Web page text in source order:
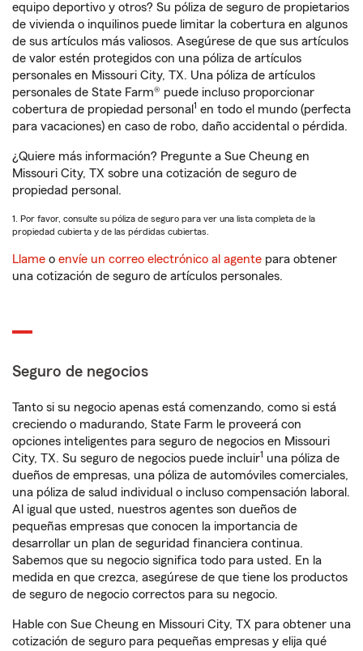
equipo deportivo y otros? Su póliza de seguro de propietarios
de vivienda o inquilinos puede limitar la cobertura en algunos
de sus artículos más valiosos. Asegúrese de que sus artículos
de valor estén protegidos con una póliza de artículos
personales en Missouri City, TX. Una póliza de artículos
personales de State Farm® puede incluso proporcionar
cobertura de propiedad personal 1 en todo el mundo (perfecta
para vacaciones) en caso de robo, daño accidental o pérdida.
¿Quiere más información? Pregunte a Sue Cheung en
Missouri City, TX sobre una cotización de seguro de
propiedad personal.
1. Por favor, consulte su póliza de seguro para ver una lista completa de la
propiedad cubierta y de las pérdidas cubiertas.
Llame o envíe un correo electrónico al agente para obtener
una cotización de seguro de artículos personales.
Seguro de negocios
Tanto si su negocio apenas está comenzando, como si está
creciendo o madurando, State Farm le proveerá con
opciones inteligentes para seguro de negocios en Missouri
City, TX. Su seguro de negocios puede incluir1 una póliza de
dueños de empresas, una póliza de automóviles comerciales,
una póliza de salud individual o incluso compensación laboral.
Al igual que usted, nuestros agentes son dueños de
pequeñas empresas que conocen la importancia de
desarrollar un plan de seguridad financiera continua.
Sabemos que su negocio significa todo para usted. En la
medida en que crezca, asegúrese de que tiene los productos
de seguro de negocio correctos para su negocio.
Hable con Sue Cheung en Missouri City, TX para obtener una
cotización de seguro para pequeñas empresas y elija qué